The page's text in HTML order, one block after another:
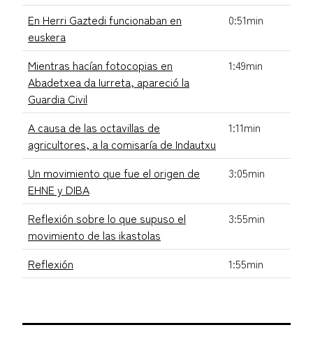
En Herri Gaztedi funcionaban en
euskera
0:51min
Mientras hacían fotocopias en
Abadetxea da Iurreta, apareció la
Guardia Civil
1:49min
A causa de las octavillas de
agricultores, a la comisaría de Indautxu
1:11min
Un movimiento que fue el origen de
EHNE y DIBA
3:05min
Reflexión sobre lo que supuso el
movimiento de las ikastolas
3:55min
Reflexión 1:55min